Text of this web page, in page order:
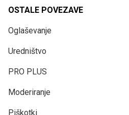
OSTALE POVEZAVE
Oglaševanje
Uredništvo
PRO PLUS
Moderiranje
Piškotki